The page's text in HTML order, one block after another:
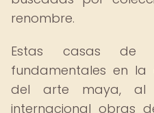
renombre.
Estas casas de
fundamentales en la
del arte maya,
internacional obras